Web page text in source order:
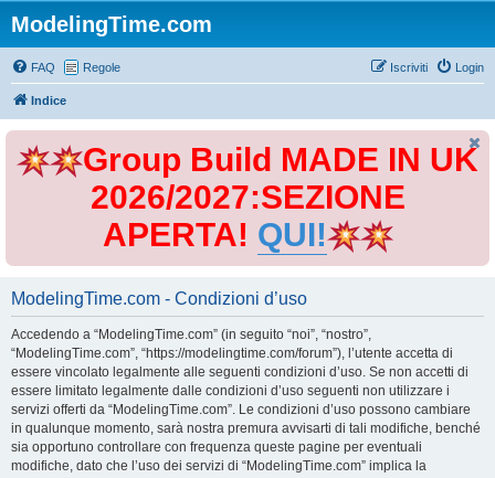
ModelingTime.com
FAQ Regole Login
Iscriviti
Indice
Group Build MADE IN UK
2026/2027:SEZIONE
APERTA! QUI!
ModelingTime.com - Condizioni d’uso
Accedendo a “ModelingTime.com” (in seguito “noi”, “nostro”,
“ModelingTime.com”, “https://modelingtime.com/forum”), l’utente accetta di
essere vincolato legalmente alle seguenti condizioni d’uso. Se non accetti di
essere limitato legalmente dalle condizioni d’uso seguenti non utilizzare i
servizi offerti da “ModelingTime.com”. Le condizioni d’uso possono cambiare
in qualunque momento, sarà nostra premura avvisarti di tali modifiche, benché
sia opportuno controllare con frequenza queste pagine per eventuali
modifiche, dato che l’uso dei servizi di “ModelingTime.com” implica la